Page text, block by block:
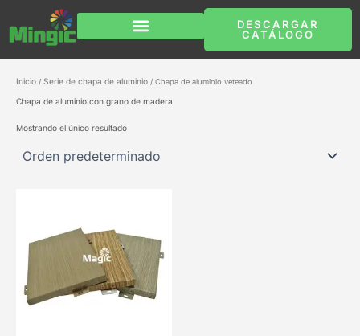
contenido
DESCARGAR
CATÁLOGO
Inicio / Serie de chapa de aluminio / Chapa de aluminio veteado
Chapa de aluminio con grano de madera
Mostrando el único resultado